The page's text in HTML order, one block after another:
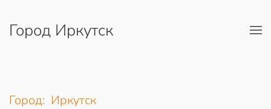
Перейти к содержимому
Город Иркутск
Город: Иркутск